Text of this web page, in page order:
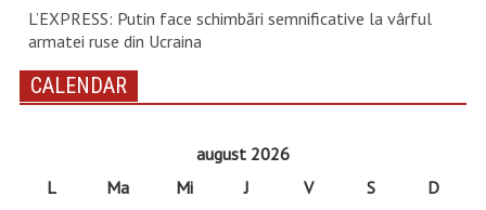
L’EXPRESS: Putin face schimbări semnificative la vârful
armatei ruse din Ucraina
CALENDAR
august 2026
L
Ma Mi J V S
D